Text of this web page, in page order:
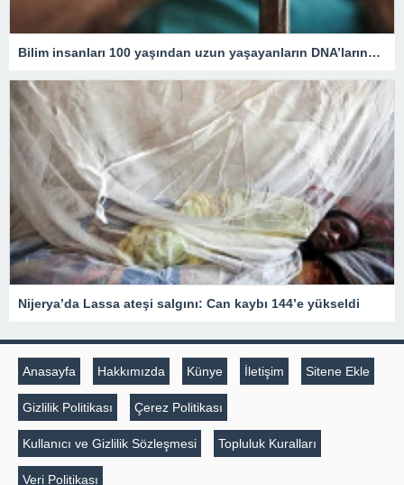
Bilim insanları 100 yaşından uzun yaşayanların DNA’larındaki kritik özelliği tespit etti
Nijerya’da Lassa ateşi salgını: Can kaybı 144’e yükseldi
Anasayfa Hakkımızda Künye İletişim Sitene Ekle
Gizlilik Politikası Çerez Politikası
Kullanıcı ve Gizlilik Sözleşmesi Topluluk Kuralları
Veri Politikası